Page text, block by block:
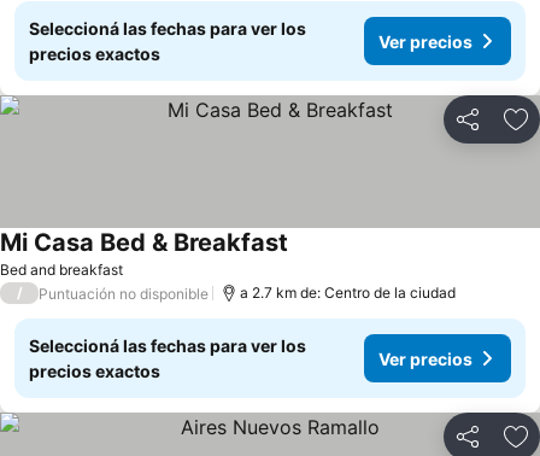
Seleccioná las fechas para ver los
precios exactos
Ver precios
Compartir
Bed and breakfast
Mi Casa Bed & Breakfast
/ Puntuación no disponible a 2.7 km de: Centro de la ciudad
Seleccioná las fechas para ver los
precios exactos
Ver precios
Compartir